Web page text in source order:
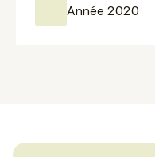
Année 2020